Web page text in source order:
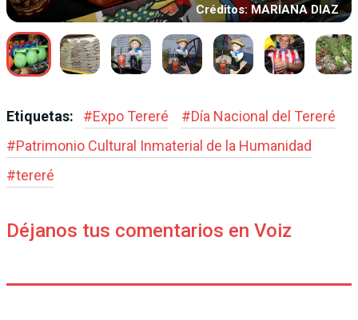
Créditos: MARIANA DIAZ
Etiquetas: #Expo Tereré #Día Nacional del Tereré
#Patrimonio Cultural Inmaterial de la Humanidad
#tereré
Déjanos tus comentarios en Voiz